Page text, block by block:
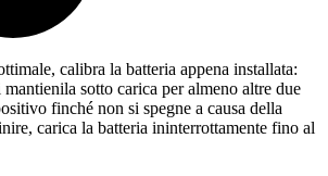
calibra la batteria appena installata:
sotto carica per almeno altre due
finché non si spegne a causa della
carica la batteria ininterrottamente fino al